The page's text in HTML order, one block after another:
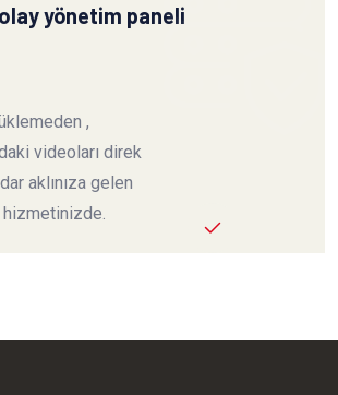
yönetim paneli
,
videoları direk
aklınıza gelen